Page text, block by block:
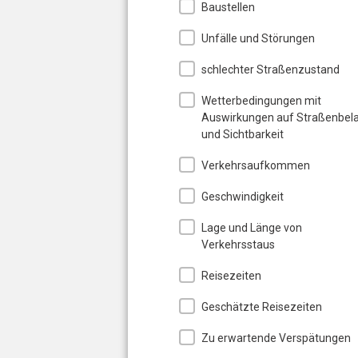
Baustellen
Unfälle und Störungen
schlechter Straßenzustand
Wetterbedingungen mit
Auswirkungen auf
und Sichtbarkeit
Verkehrsaufkommen
Geschwindigkeit
Lage und Länge von
Verkehrsstaus
Reisezeiten
Geschätzte Reisezeiten
Zu erwartende Verspätungen